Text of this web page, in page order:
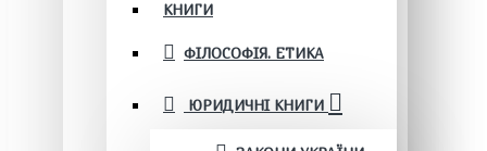
КНИГИ
ФІЛОСОФІЯ. ЕТИКА
ЮРИДИЧНІ КНИГИ